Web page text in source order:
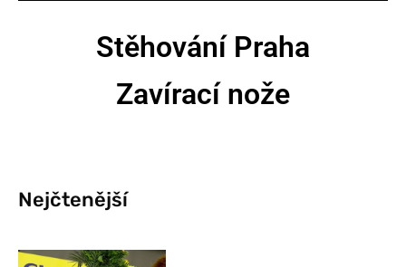
Stěhování Praha
Zavírací nože
Nejčtenější